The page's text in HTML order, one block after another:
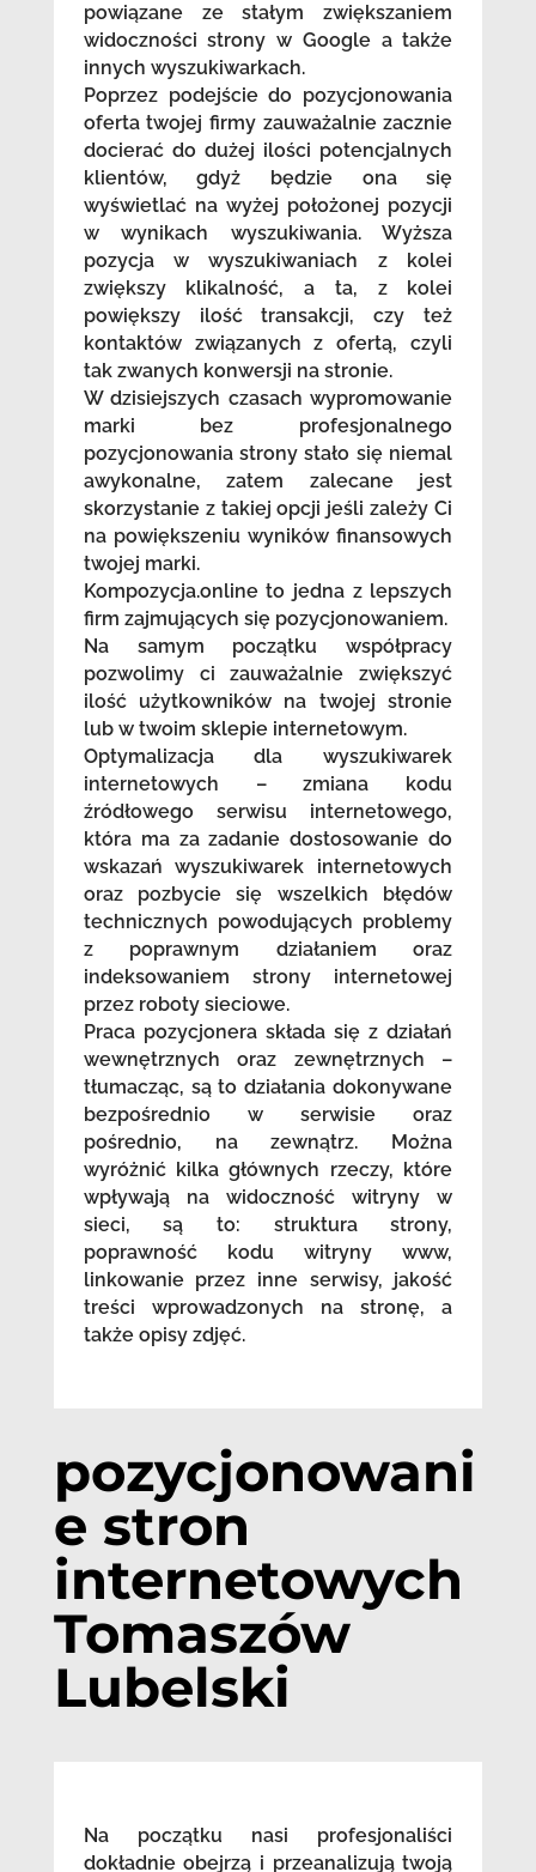
powiązane ze stałym zwiększaniem
widoczności strony w Google a także
innych wyszukiwarkach.
Poprzez podejście do pozycjonowania
oferta twojej firmy zauważalnie zacznie
docierać do dużej ilości potencjalnych
klientów, gdyż będzie ona się
wyświetlać na wyżej położonej pozycji
w wynikach wyszukiwania. Wyższa
pozycja w wyszukiwaniach z kolei
zwiększy klikalność, a ta, z kolei
powiększy ilość transakcji, czy też
kontaktów związanych z ofertą, czyli
tak zwanych konwersji na stronie.
W dzisiejszych czasach wypromowanie
marki bez profesjonalnego
pozycjonowania strony stało się niemal
awykonalne, zatem zalecane jest
skorzystanie z takiej opcji jeśli zależy Ci
na powiększeniu wyników finansowych
twojej marki.
Kompozycja.online to jedna z lepszych
firm zajmujących się pozycjonowaniem.
Na samym początku współpracy
pozwolimy ci zauważalnie zwiększyć
ilość użytkowników na twojej stronie
lub w twoim sklepie internetowym.
Optymalizacja dla wyszukiwarek
internetowych – zmiana kodu
źródłowego serwisu internetowego,
która ma za zadanie dostosowanie do
wskazań wyszukiwarek internetowych
oraz pozbycie się wszelkich błędów
technicznych powodujących problemy
z poprawnym działaniem oraz
indeksowaniem strony internetowej
przez roboty sieciowe.
Praca pozycjonera składa się z działań
wewnętrznych oraz zewnętrznych –
tłumacząc, są to działania dokonywane
bezpośrednio w serwisie oraz
pośrednio, na zewnątrz. Można
wyróżnić kilka głównych rzeczy, które
wpływają na widoczność witryny w
sieci, są to: struktura strony,
poprawność kodu witryny www,
linkowanie przez inne serwisy, jakość
treści wprowadzonych na stronę, a
także opisy zdjęć.
pozycjonowani
e stron
internetowych
Tomaszów
Lubelski
Na początku nasi profesjonaliści
dokładnie obejrzą i przeanalizują twoją